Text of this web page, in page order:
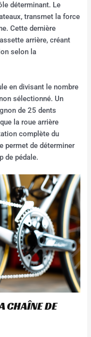
déterminant. Le
transmet la force
Cette dernière
arrière, créant
selon la
en divisant le nombre
sélectionné. Un
de 25 dents
la roue arrière
complète du
permet de déterminer
de pédale.
CHAÎNE DE